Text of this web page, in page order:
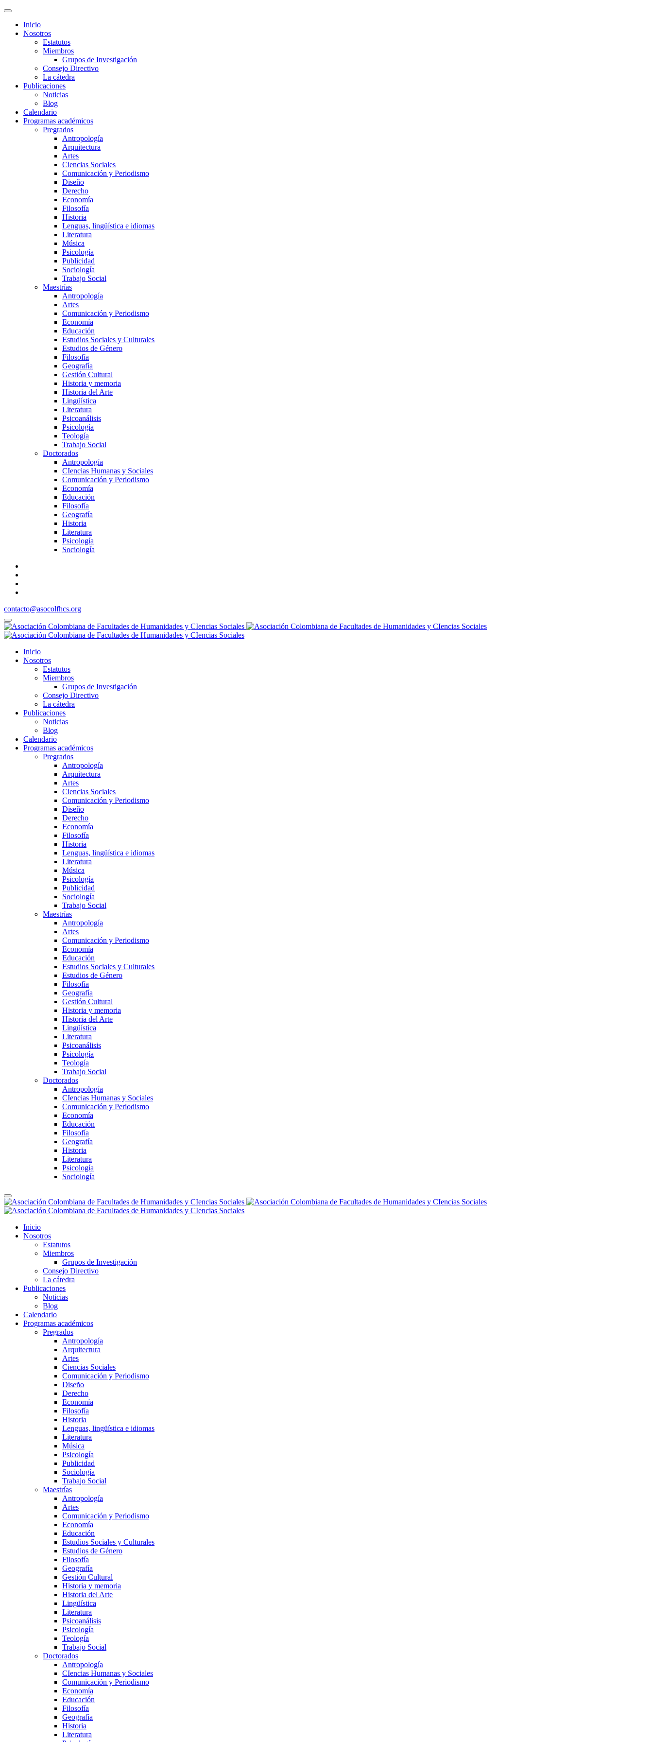
Inicio
Nosotros
Estatutos
Miembros
Grupos de Investigación
Consejo Directivo
La cátedra
Publicaciones
Noticias
Blog
Calendario
Programas académicos
Pregrados
Antropología
Arquitectura
Artes
Ciencias Sociales
Comunicación y Periodismo
Diseño
Derecho
Economía
Filosofía
Historia
Lenguas, lingüística e idiomas
Literatura
Música
Psicología
Publicidad
Sociología
Trabajo Social
Maestrías
Antropología
Artes
Comunicación y Periodismo
Economía
Educación
Estudios Sociales y Culturales
Estudios de Género
Filosofía
Geografía
Gestión Cultural
Historia y memoria
Historia del Arte
Lingüística
Literatura
Psicoanálisis
Psicología
Teología
Trabajo Social
Doctorados
Antropología
CIencias Humanas y Sociales
Comunicación y Periodismo
Economía
Educación
Filosofía
Geografía
Historia
Literatura
Psicología
Sociología
contacto@asocolfhcs.org
Inicio
Nosotros
Estatutos
Miembros
Grupos de Investigación
Consejo Directivo
La cátedra
Publicaciones
Noticias
Blog
Calendario
Programas académicos
Pregrados
Antropología
Arquitectura
Artes
Ciencias Sociales
Comunicación y Periodismo
Diseño
Derecho
Economía
Filosofía
Historia
Lenguas, lingüística e idiomas
Literatura
Música
Psicología
Publicidad
Sociología
Trabajo Social
Maestrías
Antropología
Artes
Comunicación y Periodismo
Economía
Educación
Estudios Sociales y Culturales
Estudios de Género
Filosofía
Geografía
Gestión Cultural
Historia y memoria
Historia del Arte
Lingüística
Literatura
Psicoanálisis
Psicología
Teología
Trabajo Social
Doctorados
Antropología
CIencias Humanas y Sociales
Comunicación y Periodismo
Economía
Educación
Filosofía
Geografía
Historia
Literatura
Psicología
Sociología
Inicio
Nosotros
Estatutos
Miembros
Grupos de Investigación
Consejo Directivo
La cátedra
Publicaciones
Noticias
Blog
Calendario
Programas académicos
Pregrados
Antropología
Arquitectura
Artes
Ciencias Sociales
Comunicación y Periodismo
Diseño
Derecho
Economía
Filosofía
Historia
Lenguas, lingüística e idiomas
Literatura
Música
Psicología
Publicidad
Sociología
Trabajo Social
Maestrías
Antropología
Artes
Comunicación y Periodismo
Economía
Educación
Estudios Sociales y Culturales
Estudios de Género
Filosofía
Geografía
Gestión Cultural
Historia y memoria
Historia del Arte
Lingüística
Literatura
Psicoanálisis
Psicología
Teología
Trabajo Social
Doctorados
Antropología
CIencias Humanas y Sociales
Comunicación y Periodismo
Economía
Educación
Filosofía
Geografía
Historia
Literatura